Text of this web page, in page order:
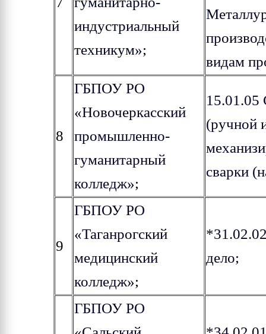
индустриальный
техникум»;
видам
8
ГБПОУ РО
«Новочеркасский
промышленно-
гуманитарный
колледж»;
15.01.05
(ручной
сварки
9
ГБПОУ РО
«Таганрогский
медицинский
колледж»;
дело;
ГБПОУ РО